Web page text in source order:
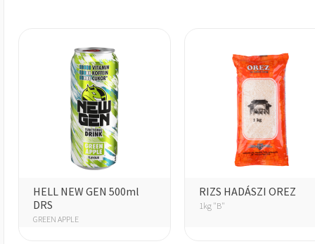
HELL NEW GEN 500ml
DRS
GREEN APPLE
RIZS HADÁSZI OREZ
1kg "B"